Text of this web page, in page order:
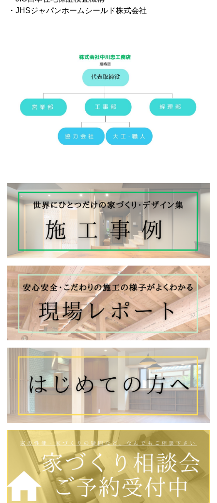
・JHSジャパンホームシールド株式会社